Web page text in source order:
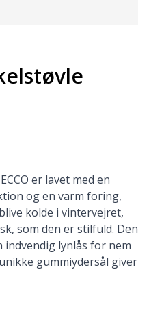
er lavet med en
og en varm foring,
kolde i vintervejret,
som den er stilfuld. Den
indvendig lynlås for nem
gummiydersål giver